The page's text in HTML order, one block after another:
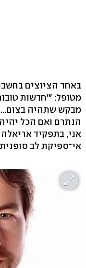
באחד הציוצים
מטופל: "'חדשות
מבקש שתהיה בצום...
הנתרם ואם הכל
אי־ספיקת לב